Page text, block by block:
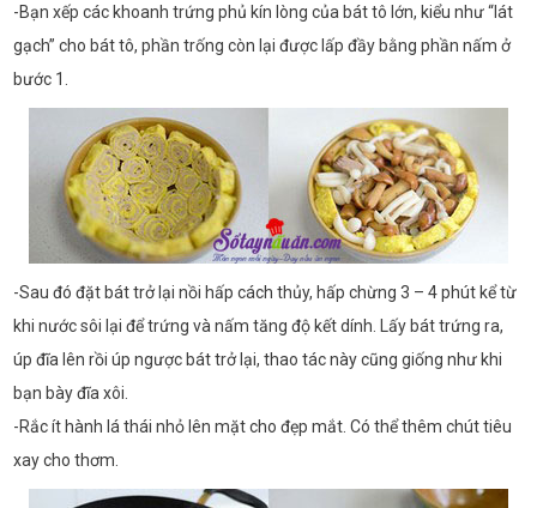
-Bạn xếp các khoanh trứng phủ kín lòng của bát tô lớn, kiểu như “lát
gạch” cho bát tô, phần trống còn lại được lấp đầy bằng phần nấm ở
bước 1.
-Sau đó đặt bát trở lại nồi hấp cách thủy, hấp chừng 3 – 4 phút kể từ
khi nước sôi lại để trứng và nấm tăng độ kết dính. Lấy bát trứng ra,
úp đĩa lên rồi úp ngược bát trở lại, thao tác này cũng giống như khi
bạn bày đĩa xôi.
-Rắc ít hành lá thái nhỏ lên mặt cho đẹp mắt. Có thể thêm chút tiêu
xay cho thơm.